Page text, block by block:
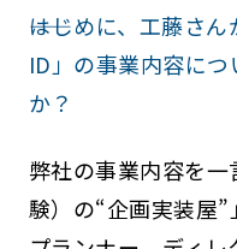
――はじめに、工藤さ
ID」の事業内容に
か？
弊社の事業内容を一
験）の“企画実装屋”